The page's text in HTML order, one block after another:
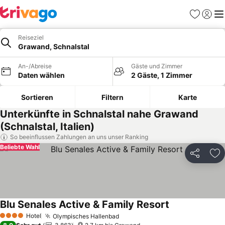
Favoriten
Reiseziel
Grawand, Schnalstal
An-/Abreise
Daten wählen
Gäste und Zimmer
2 Gäste, 1 Zimmer
Sortieren Filtern Karte
Unterkünfte in Schnalstal nahe Grawand
(Schnalstal, Italien)
So beeinflussen Zahlungen an uns unser Ranking
Teilen
Beliebte Wahl
4 Sterne Hotel Olympisches Hallenbad
Blu Senales Active & Family Resort